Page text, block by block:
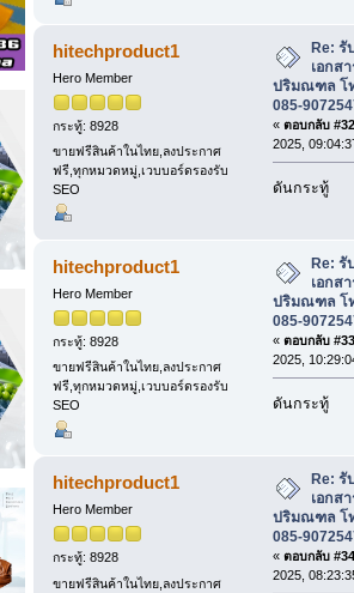
hitechproduct1
Hero Member
กระทู้: 8928
ขายฟรีสินค้าในไทย,ลงประกาศ
ฟรี,ทุกหมวดหมู่,เวบบอร์ดรองรับ
SEO
Re: รั
เอกส
ปริมณฑล โท
085-
« ตอบกลับ
2025,
ดันกระทู้
hitechproduct1
Hero Member
กระทู้: 8928
ขายฟรีสินค้าในไทย,ลงประกาศ
ฟรี,ทุกหมวดหมู่,เวบบอร์ดรองรับ
SEO
Re: รั
เอกส
ปริมณฑล โท
085-
« ตอบกลับ
2025,
ดันกระทู้
hitechproduct1
Hero Member
กระทู้: 8928
ขายฟรีสินค้าในไทย,ลงประกาศ
Re:
เอกส
ปริมณฑล โท
085-
« ตอบกลับ
2025,